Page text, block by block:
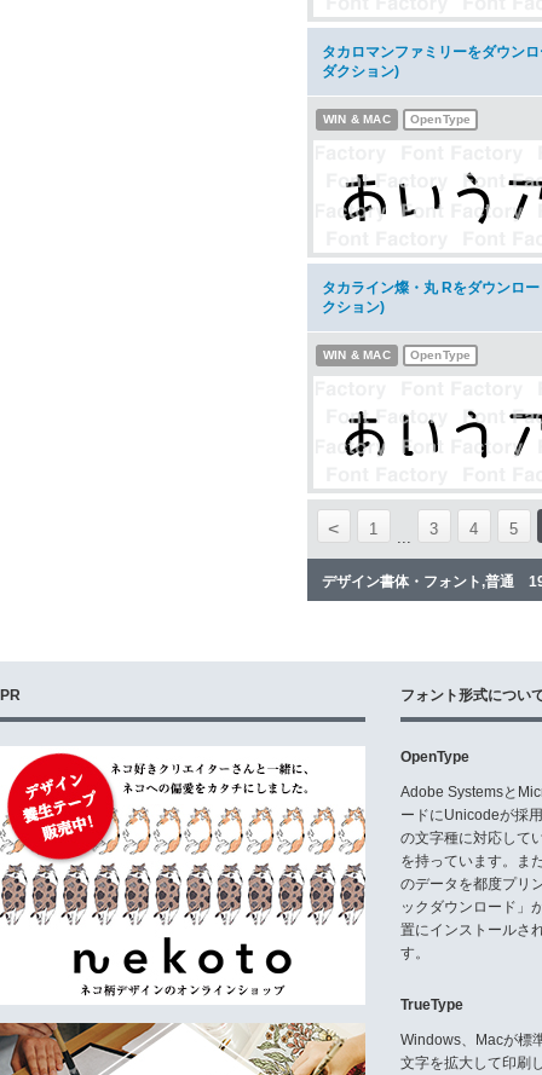
タカロマンファミリーをダウン
ダクション)
WIN & MAC OpenType
タカライン燦・丸 Rをダウンロ
クション)
WIN & MAC OpenType
< 1 ... 3 4 5
デザイン書体・フォント,普通
PR フォント形式につい
OpenType
Adobe Systemsと
ードにUnicodeが採
の文字種に対応して
を持っています。ま
のデータを都度プリ
ックダウンロード」
置にインストールさ
す。
TrueType
Windows、Macが標
文字を拡大して印刷